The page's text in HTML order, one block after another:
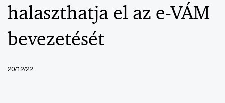
halaszthatja el az e-VÁM
bevezetését
20/12/22